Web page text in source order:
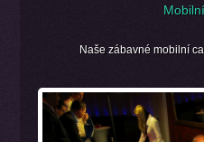
Naše zábavné mobilní